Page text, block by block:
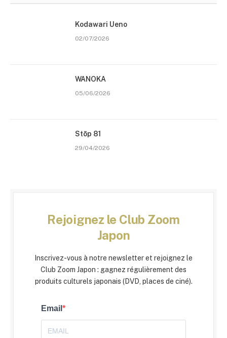
Kodawari Ueno
02/07/2026
WANOKA
05/06/2026
Stōp 81
29/04/2026
Rejoignez le Club Zoom
Japon
Inscrivez-vous à notre newsletter et rejoignez le
Club Zoom Japon : gagnez régulièrement des
produits culturels japonais (DVD, places de ciné).
Email